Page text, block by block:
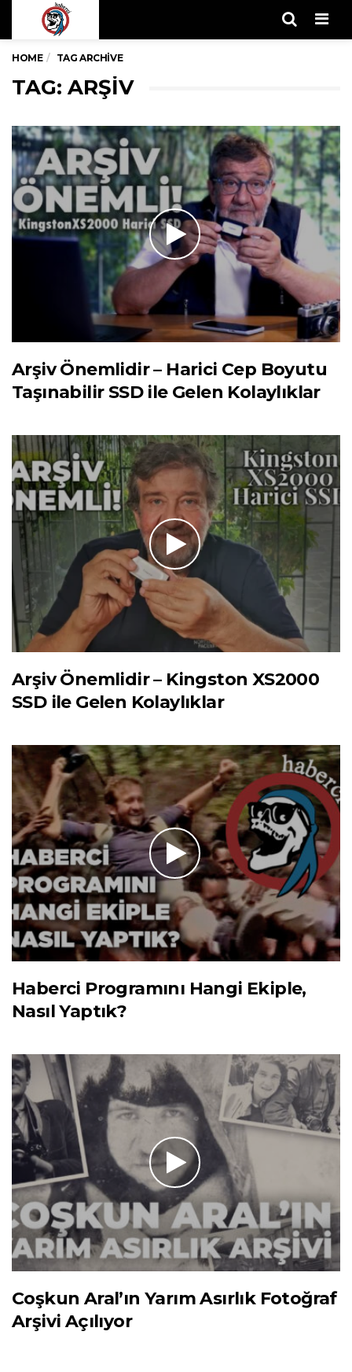
HOME TAG ARCHIVE
TAG: ARŞIV
Arşiv Önemlidir – Harici Cep Boyutu
Taşınabilir SSD ile Gelen Kolaylıklar
Arşiv Önemlidir – Kingston XS2000
SSD ile Gelen Kolaylıklar
Haberci Programını Hangi Ekiple,
Nasıl Yaptık?
Coşkun Aral’ın Yarım Asırlık Fotoğraf
Arşivi Açılıyor